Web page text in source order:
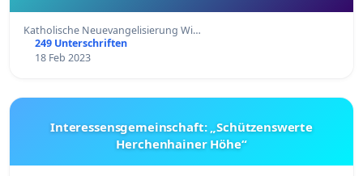
Katholische Neuevangelisierung Wi…
249 Unterschriften
18 Feb 2023
Interessensgemeinschaft: „Schützenswerte
Herchenhainer Höhe“